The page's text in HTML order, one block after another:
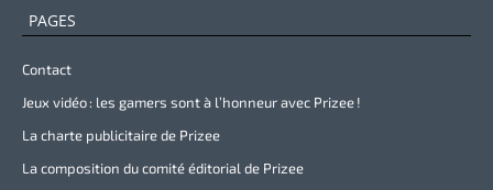
PAGES
Contact
Jeux vidéo : les gamers sont à l’honneur avec Prizee !
La charte publicitaire de Prizee
La composition du comité éditorial de Prizee